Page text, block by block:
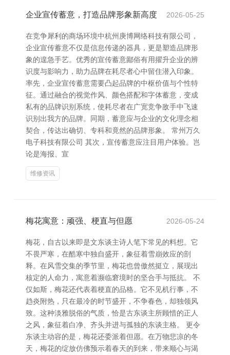
企业宣传蓄意，打造品牌形象新高度 2026-05-25
在竞争犀利的商场环境中杭州庚博网络科技有限公司，
企业宣传蓄意不仅是信息传递的器具，更是塑造品牌形
象的遑急手艺。优秀的宣传蓄意鄙俗有用擢升企业的辨
识度与影响力，助力品牌在耗尽者心中留住潜入印象。
率先，企业宣传蓄意需要凸起品牌的中枢价值与个性特
征。通过融合的视觉作风、颜色搭配和字体蓄意，变成
私有的品牌识别系统，使耗尽者在广宽竞争敌手中飞速
识别出我方的品牌。同期，蓄意应与企业的文化理念相
契合，传达出确切、专科和竟然的品牌形象。 常州万久
电子科技有限公司 其次，宣传蓄意应注目用户体验。岂
论是海报、宣
维修资讯
梅花寓意：顽强、梗直与但愿 2026-05-24
梅花，自古以来即是文东谈主诗人笔下常见的料想。它
不畏严寒，在酷寒中独自盛开，象征着雪崩效应的剖
释。在风雪交集的季节里，梅花也曾傲然挺立，展现出
核定的人命力，寓意着濒临窘境时的坚合手与抵抗。 不
仅如斯，梅花还代表着梗直的品格。它不见机行事，不
趋炎附热，只在最冷的时节盛开，不争春色，却独领风
致。这种淡雅脱俗的气质，恰是古东谈主所顾惜的正人
之风，象征着白净、齐头并进与孤独的东谈主格。 更令
东谈主动容的是，梅花还委派着但愿。在万物悲凉的冬
天，梅花的绽放仿佛预示着春天的到来，带来顺心与渴